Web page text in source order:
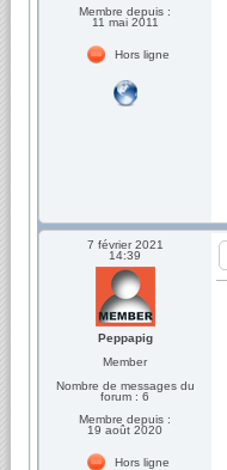
Membre depuis :
11 mai 2011
Hors ligne
7 février 2021
14:39
Peppapig
Member
Nombre de messages du
forum : 6
Membre depuis :
19 août 2020
Hors ligne